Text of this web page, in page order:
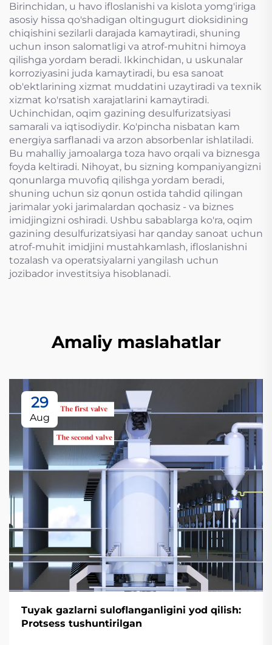
Birinchidan, u havo ifloslanishi va kislota yomg'iriga
asosiy hissa qo'shadigan oltingugurt dioksidining
chiqishini sezilarli darajada kamaytiradi, shuning
uchun inson salomatligi va atrof-muhitni himoya
qilishga yordam beradi. Ikkinchidan, u uskunalar
korroziyasini juda kamaytiradi, bu esa sanoat
ob'ektlarining xizmat muddatini uzaytiradi va texnik
xizmat ko'rsatish xarajatlarini kamaytiradi.
Uchinchidan, oqim gazining desulfurizatsiyasi
samarali va iqtisodiydir. Ko'pincha nisbatan kam
energiya sarflanadi va arzon absorbenlar ishlatiladi.
Bu mahalliy jamoalarga toza havo orqali va biznesga
foyda keltiradi. Nihoyat, bu sizning kompaniyangizni
qonunlarga muvofiq qilishga yordam beradi,
shuning uchun siz qonun ostida tahdid qilingan
jarimalar yoki jarimalardan qochasiz - va biznes
imidjingizni oshiradi. Ushbu sabablarga ko'ra, oqim
gazining desulfurizatsiyasi har qanday sanoat uchun
atrof-muhit imidjini mustahkamlash, ifloslanishni
tozalash va operatsiyalarni yangilash uchun
jozibador investitsiya hisoblanadi.
Amaliy maslahatlar
29
Aug
Tuyak gazlarni suloflanganligini yod qilish:
Protsess tushuntirilgan